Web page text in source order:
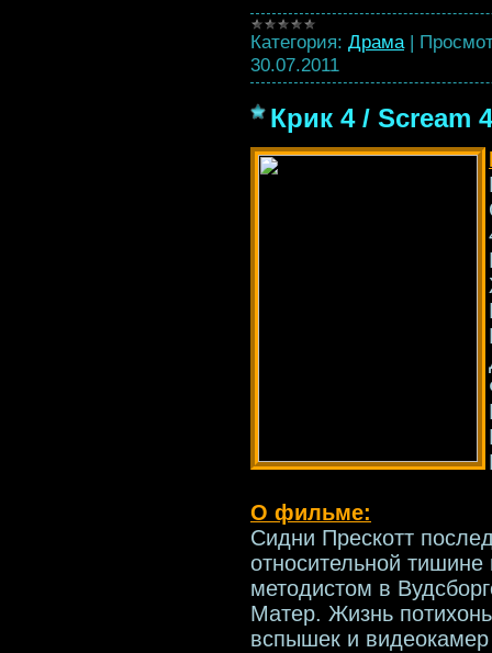
Категория: Драма |
30.07.2011
Крик 4 / Scream
О фильме:
Сидни Прескотт
относительной тишине
методистом в
Матер. Жизнь
вспышек и